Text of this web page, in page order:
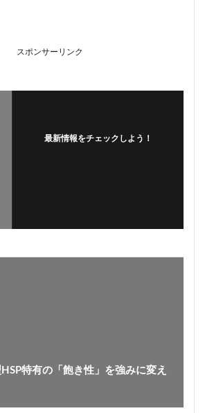
スポンサーリンク
最新情報をチェックしよう！
HSP特有の「飽き性」を強みに変え